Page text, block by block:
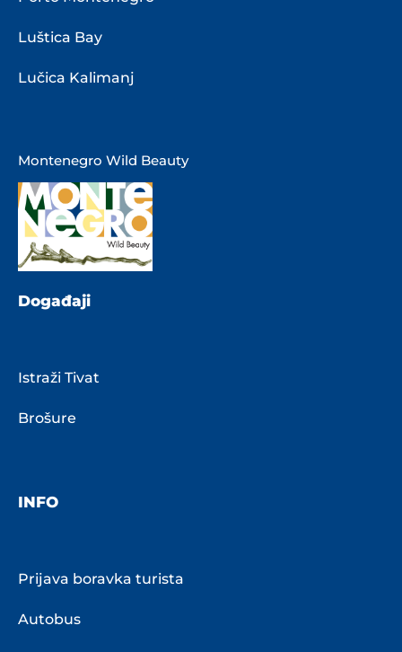
Luštica Bay
Lučica Kalimanj
Montenegro Wild Beauty
Događaji
Istraži Tivat
Brošure
INFO
Prijava boravka turista
Autobus